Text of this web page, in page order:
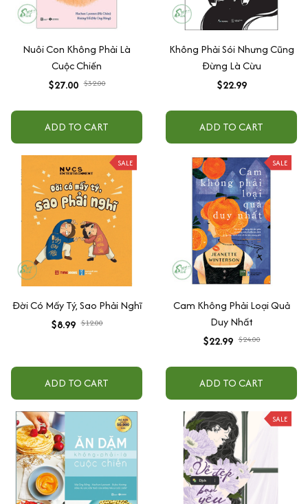
Nuôi Con Không Phải Là
Cuộc Chiến
$27.00 $32.00
ADD TO CART
Không Phải Sói Nhưng Cũng
Đừng Là Cừu
$22.99
ADD TO CART
SALE
Đời Có Mấy Tý, Sao Phải Nghĩ
$8.99 $12.00
ADD TO CART
SALE
Cam Không Phải Loại Quả
Duy Nhất
$22.99 $24.00
ADD TO CART
SALE